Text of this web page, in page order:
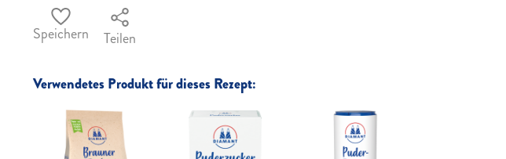
Speichern Teilen
Verwendetes Produkt für dieses Rezept: